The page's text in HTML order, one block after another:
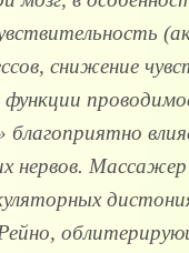
снижение
функции
нервов.